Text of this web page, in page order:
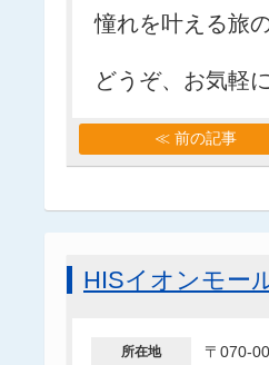
憧れを叶える旅
どうぞ、お気軽
≪ 前の記事
HISイオンモー
所在地 〒070-